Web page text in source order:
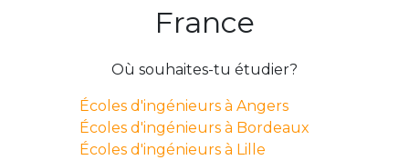
France
Où souhaites-tu étudier?
Écoles d'ingénieurs à Angers
Écoles d'ingénieurs à Bordeaux
Écoles d'ingénieurs à Lille